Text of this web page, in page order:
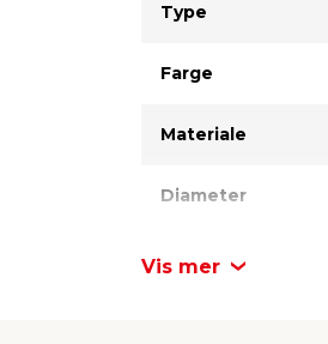
Type
Farge
Materiale
Diameter
Vis mer